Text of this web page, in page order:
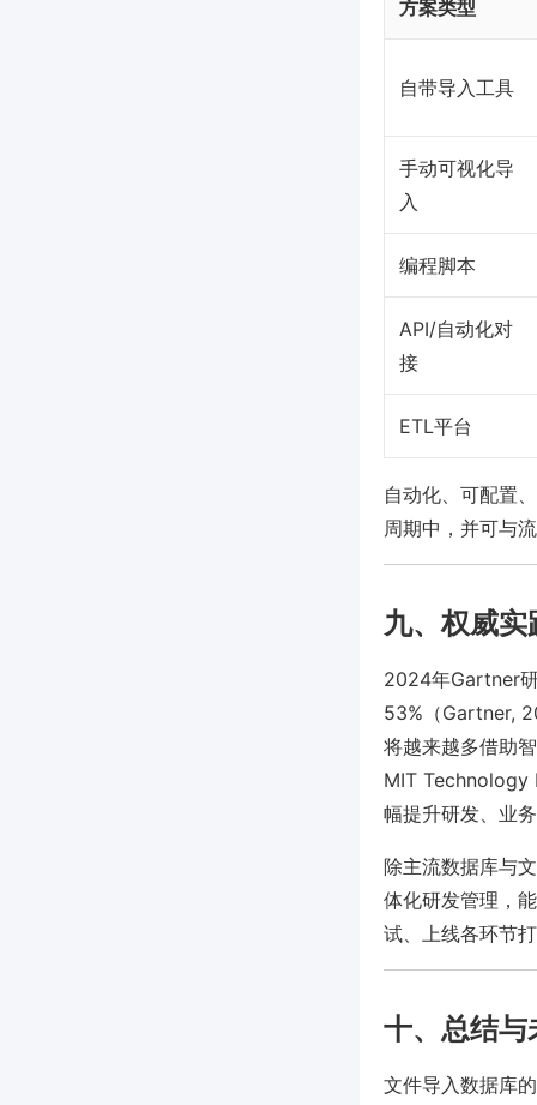
方案类型
自带导入工具
手动可视化导
入
编程脚本
API/自动化对
接
ETL平台
自动化、可配置
周期中，并可与
九、权威
2024年Gartner
53%（Gartner,
将越来越多借助
MIT Technology
幅提升研发、业
除主流数据库与
体化研发管理，
试、上线各环节
十、总结与
文件导入数据库